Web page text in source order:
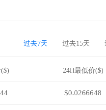
过去15天
过去7天
24H最低价($)
$0.0266648